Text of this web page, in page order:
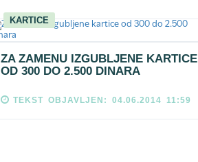
KARTICE
ZA ZAMENU IZGUBLJENE KARTICE
OD 300 DO 2.500 DINARA
TEKST OBJAVLJEN: 04.06.2014 11:59